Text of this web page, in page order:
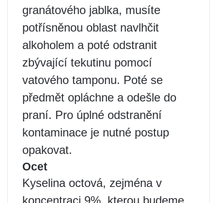
granátového jablka, musíte
potřísněnou oblast navlhčit
alkoholem a poté odstranit
zbývající tekutinu pomocí
vatového tamponu. Poté se
předmět opláchne a odešle do
praní. Pro úplné odstranění
kontaminace je nutné postup
opakovat.
Ocet
Kyselina octová, zejména v